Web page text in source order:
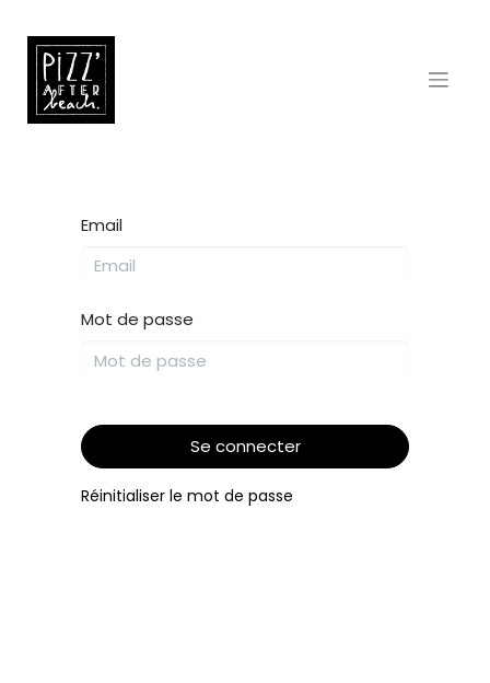
Email
Mot de passe
Se connecter
Réinitialiser le mot de passe